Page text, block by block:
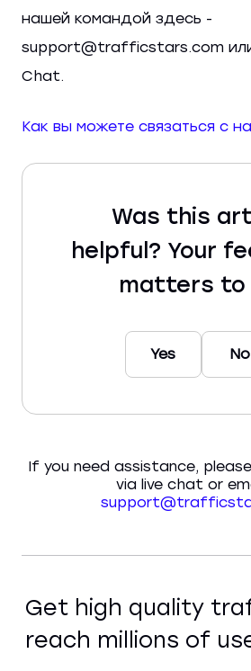
нашей командой здесь -
support@trafficstars.com
Chat.
Как вы можете связаться с
Was this
helpful? Your
matters to
Yes No
If you need assistance,
via live chat or
Get high quality
reach millions of